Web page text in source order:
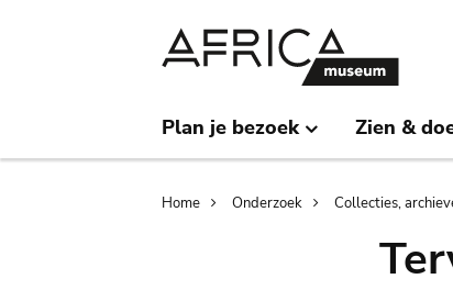
Plan je bezoek Zien &
Breadcrumb
Home Onderzoek Collecties,